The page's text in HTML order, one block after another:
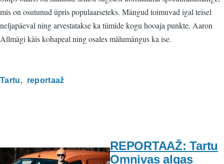
mis on osutunud üpris populaarseteks. Mängud toimuvad igal teisel
neljapäeval ning arvestatakse ka tiimide kogu hooaja punkte. Aaron
Allmägi käis kohapeal ning osales mälumängus ka ise.
Tartu reportaaž
REPORTAAŽ: Tartu
Omnivas algas